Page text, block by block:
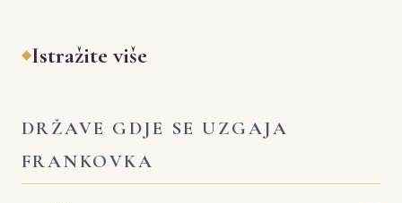
◆Istražite više
DRŽAVE GDJE SE UZGAJA
FRANKOVKA